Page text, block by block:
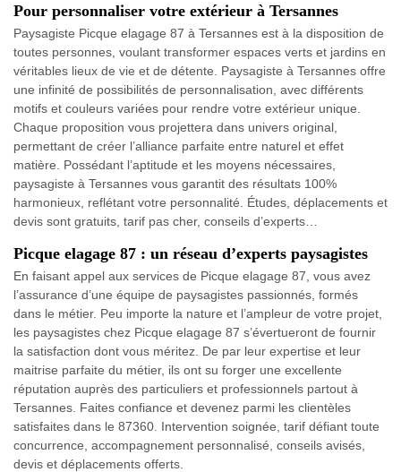
Pour personnaliser votre extérieur à Tersannes
Paysagiste Picque elagage 87 à Tersannes est à la disposition de
toutes personnes, voulant transformer espaces verts et jardins en
véritables lieux de vie et de détente. Paysagiste à Tersannes offre
une infinité de possibilités de personnalisation, avec différents
motifs et couleurs variées pour rendre votre extérieur unique.
Chaque proposition vous projettera dans univers original,
permettant de créer l’alliance parfaite entre naturel et effet
matière. Possédant l’aptitude et les moyens nécessaires,
paysagiste à Tersannes vous garantit des résultats 100%
harmonieux, reflétant votre personnalité. Études, déplacements et
devis sont gratuits, tarif pas cher, conseils d’experts…
Picque elagage 87 : un réseau d’experts paysagistes
En faisant appel aux services de Picque elagage 87, vous avez
l’assurance d’une équipe de paysagistes passionnés, formés
dans le métier. Peu importe la nature et l’ampleur de votre projet,
les paysagistes chez Picque elagage 87 s’évertueront de fournir
la satisfaction dont vous méritez. De par leur expertise et leur
maitrise parfaite du métier, ils ont su forger une excellente
réputation auprès des particuliers et professionnels partout à
Tersannes. Faites confiance et devenez parmi les clientèles
satisfaites dans le 87360. Intervention soignée, tarif défiant toute
concurrence, accompagnement personnalisé, conseils avisés,
devis et déplacements offerts.